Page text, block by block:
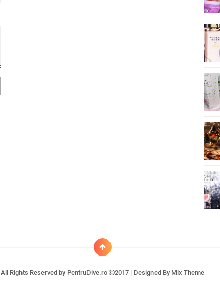
All Rights Reserved by PentruDive.ro 2017 | Designed By Mix Theme